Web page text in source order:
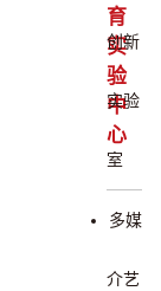
育
实
验
中
心
创新
实验
室
多媒
介艺